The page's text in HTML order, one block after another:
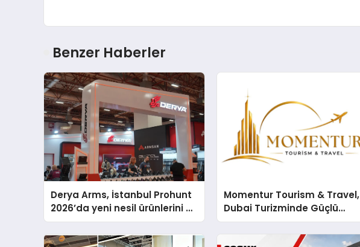
Benzer Haberler
Derya Arms, İstanbul Prohunt
2026’da yeni nesil ürünlerini ve
global marka vizyonunu
sergiledi
Momentur Tourism & Travel,
Dubai Turizminde Güçlü
Operasyon Ağıyla Fark